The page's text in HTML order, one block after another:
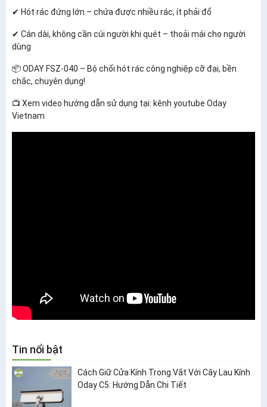
✔ Hót rác đứng lớn – chứa được nhiều rác, ít phải đổ
✔ Cán dài, không cần cúi người khi quét – thoải mái cho người
dùng
📦 ODAY FSZ-040 – Bộ chổi hót rác công nghiệp cỡ đại, bền
chắc, chuyên dụng!
📺 Xem video hướng dẫn sử dụng tại: kênh youtube Oday
Vietnam
Tin nổi bật
Cách Giữ Cửa Kính Trong Vắt Với Cây Lau Kính
Oday C5: Hướng Dẫn Chi Tiết